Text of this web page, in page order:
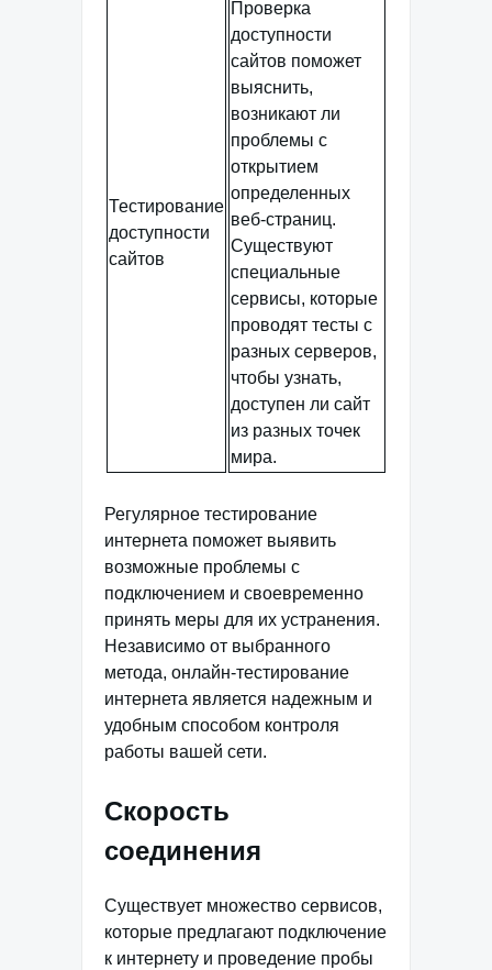
Тестирование
доступности
сайтов
Проверка
доступности
сайтов поможет
выяснить,
возникают ли
проблемы с
открытием
определенных
веб-страниц.
Существуют
специальные
сервисы, которые
проводят тесты с
разных серверов,
чтобы узнать,
доступен ли сайт
из разных точек
мира.
Регулярное тестирование
интернета поможет выявить
возможные проблемы с
подключением и своевременно
принять меры для их устранения.
Независимо от выбранного
метода, онлайн-тестирование
интернета является надежным и
удобным способом контроля
работы вашей сети.
Скорость
соединения
Существует множество сервисов,
которые предлагают подключение
к интернету и проведение пробы